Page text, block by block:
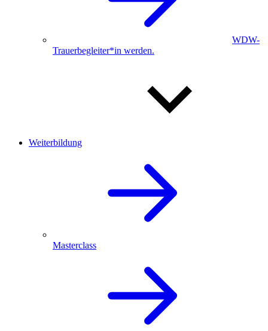
WDW-
Trauerbegleiter*in werden.
Weiterbildung
Masterclass